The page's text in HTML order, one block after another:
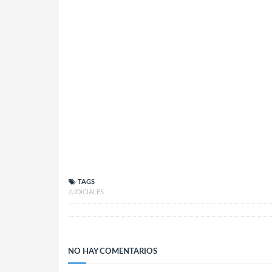
TAGS
JUDICIALES
NO HAY COMENTARIOS